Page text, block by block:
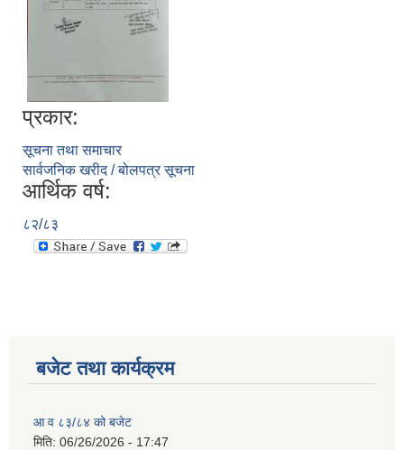
प्रकार:
सूचना तथा समाचार
सार्वजनिक खरीद / बोलपत्र सूचना
आर्थिक वर्ष:
८२/८३
बजेट तथा कार्यक्रम
आ व ८३/८४ को बजेट
मिति: 06/26/2026 - 17:47